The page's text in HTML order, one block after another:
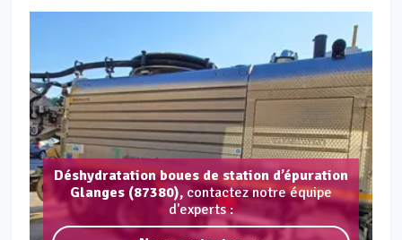
Déshydratation boues de station d’épuration
Glanges (87380), contactez notre équipe
d'experts :